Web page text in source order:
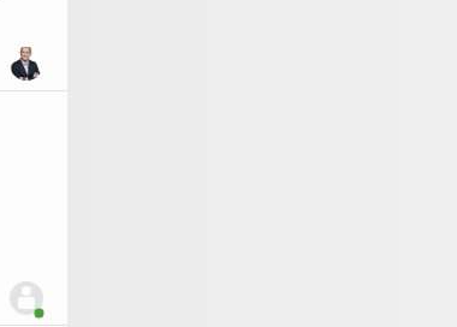
Benutzer ist online